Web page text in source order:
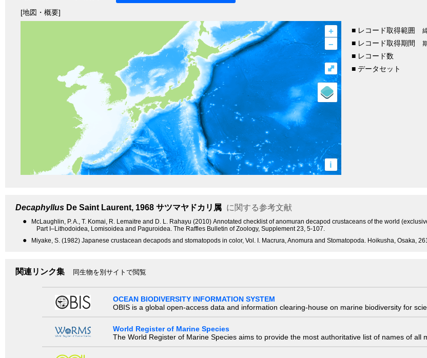
[地図・概要]
+
–
i
⤢
■ レコード取得範囲
■ レコード取得期間
■ レコード数
■ データセット
Decaphyllus De Saint Laurent, 1968 サツマヤドカリ属 に関する参考文献
●
McLaughlin, P. A., T. Komai, R. Lemaitre and D. L. Rahayu (2010) Annotated checklist of anomuran decapod crustaceans of the world
Part I–Lithodoidea, Lomisoidea and Paguroidea. The Raffles Bulletin of Zoology, Supplement 23, 5-107.
● Miyake, S. (1982) Japanese crustacean decapods and stomatopods in color, Vol. I. Macrura, Anomura and Stomatopoda. Hoikusha, Osaka,
関連リンク集 同生物を別サイトで閲覧
OCEAN BIODIVERSITY INFORMATION SYSTEM
OBIS is a global open-access data and information clearing-house on marine biodiversity for
World Register of Marine Species
The World Register of Marine Species aims to provide the most authoritative list of names of all